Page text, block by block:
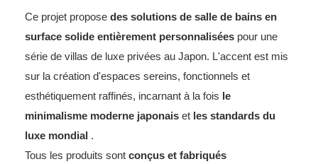
Ce projet propose des solutions de salle de bains en
surface solide entièrement personnalisées pour une
série de villas de luxe privées au Japon. L'accent est mis
sur la création d'espaces sereins, fonctionnels et
esthétiquement raffinés, incarnant à la fois le
minimalisme moderne japonais et les standards du
luxe mondial .
Tous les produits sont conçus et fabriqués